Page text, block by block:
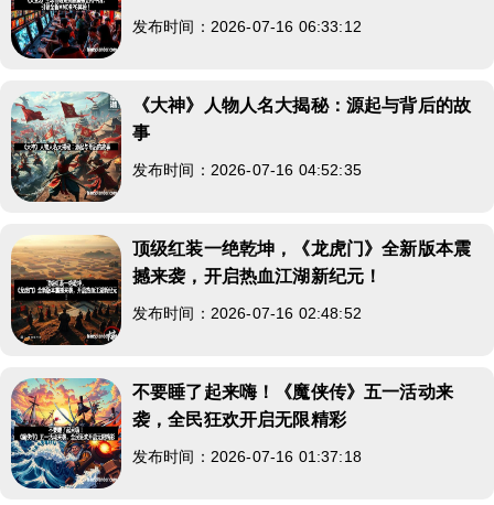
发布时间：2026-07-16 06:33:12
《大神》人物人名大揭秘：源起与背后的故
事
发布时间：2026-07-16 04:52:35
顶级红装一绝乾坤，《龙虎门》全新版本震
撼来袭，开启热血江湖新纪元！
发布时间：2026-07-16 02:48:52
不要睡了起来嗨！《魔侠传》五一活动来
袭，全民狂欢开启无限精彩
发布时间：2026-07-16 01:37:18